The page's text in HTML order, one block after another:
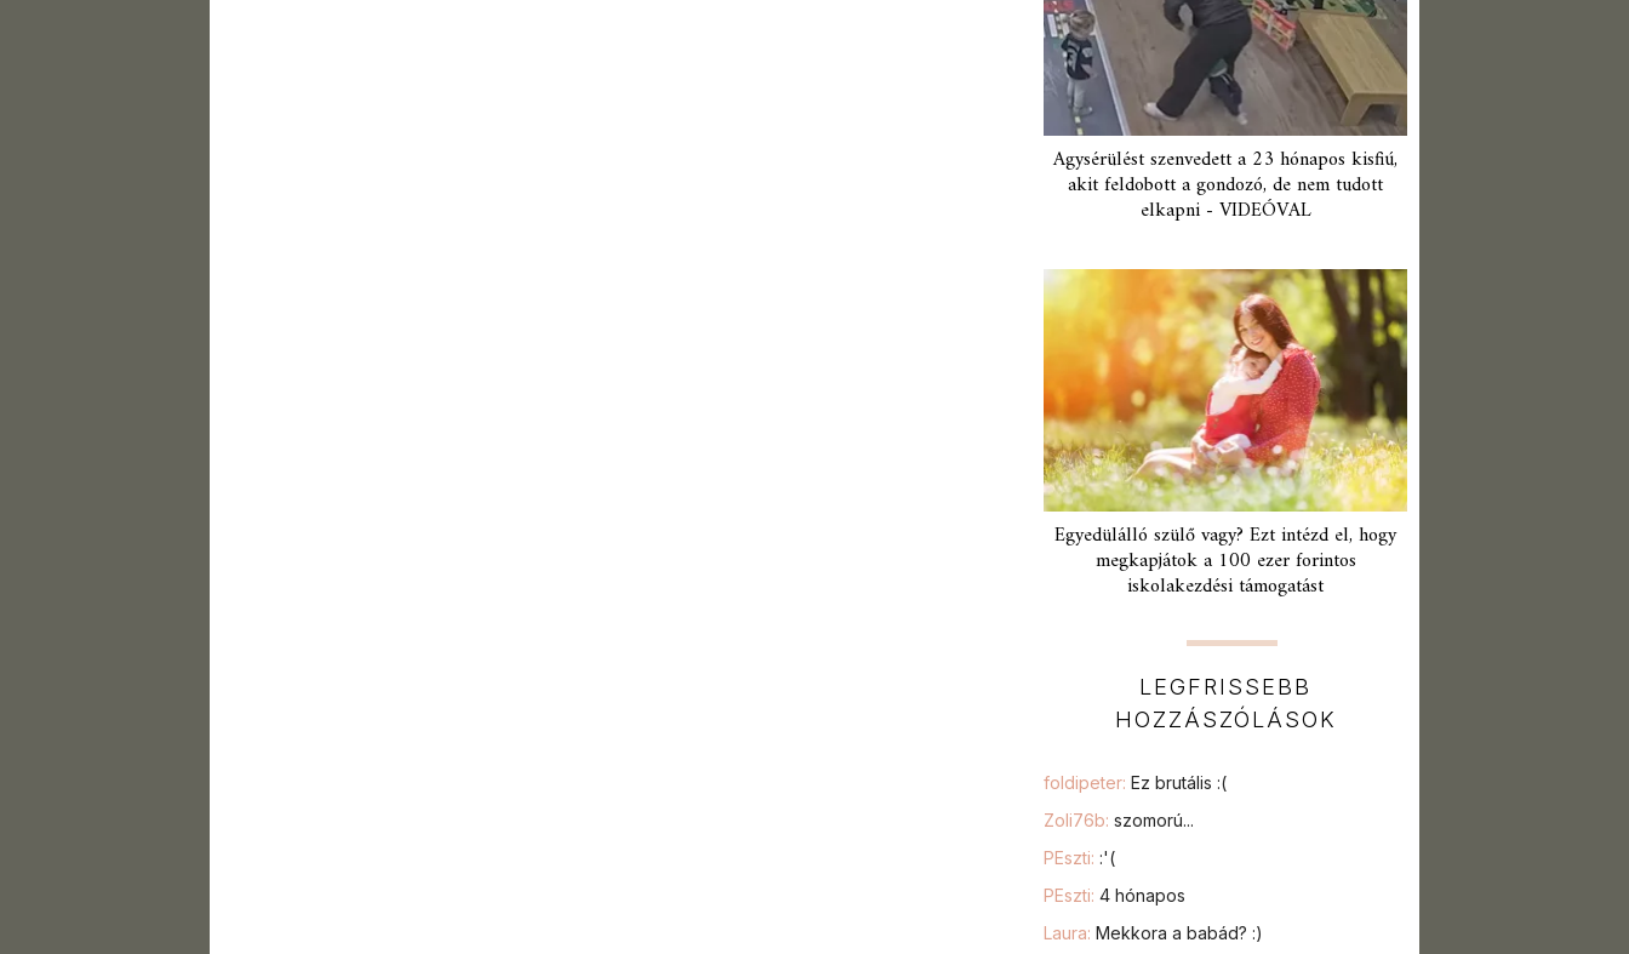
Agysérülést szenvedett a 23 hónapos kisfiú,
akit feldobott a gondozó, de nem tudott
elkapni - VIDEÓVAL
Egyedülálló szülő vagy? Ezt intézd el, hogy
megkapjátok a 100 ezer forintos
iskolakezdési támogatást
LEGFRISSEBB
HOZZÁSZÓLÁSOK
foldipeter: Ez brutális :(
Zoli76b: szomorú...
PEszti: :'(
PEszti: 4 hónapos
Laura: Mekkora a babád? :)